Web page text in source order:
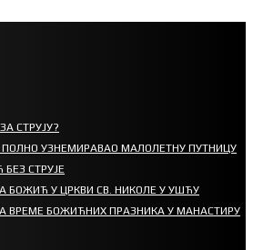
СТРУЈУ?
УЗНЕМИРАВАО МАЛОЛЕТНУ ПУТНИЦУ
СТРУЈЕ
БОЖИЋ У ЦРКВИ СВ. НИКОЛЕ У УШЋУ
ВРЕМЕ БОЖИЋНИХ ПРАЗНИКА У МАНАСТИРУ